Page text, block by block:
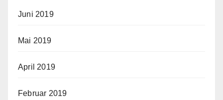
Juni 2019
Mai 2019
April 2019
Februar 2019